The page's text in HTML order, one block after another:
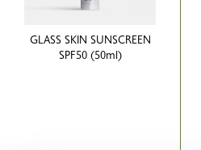
GLASS SKIN SUNSCREEN
SPF50 (50ml)